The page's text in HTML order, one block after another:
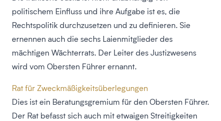
politischem Einfluss und ihre Aufgabe ist es, die
Rechtspolitik durchzusetzen und zu definieren. Sie
ernennen auch die sechs Laienmitglieder des
mächtigen Wächterrats. Der Leiter des Justizwesens
wird vom Obersten Führer ernannt.
Rat für Zweckmäßigkeitsüberlegungen
Dies ist ein Beratungsgremium für den Obersten Führer.
Der Rat befasst sich auch mit etwaigen Streitigkeiten